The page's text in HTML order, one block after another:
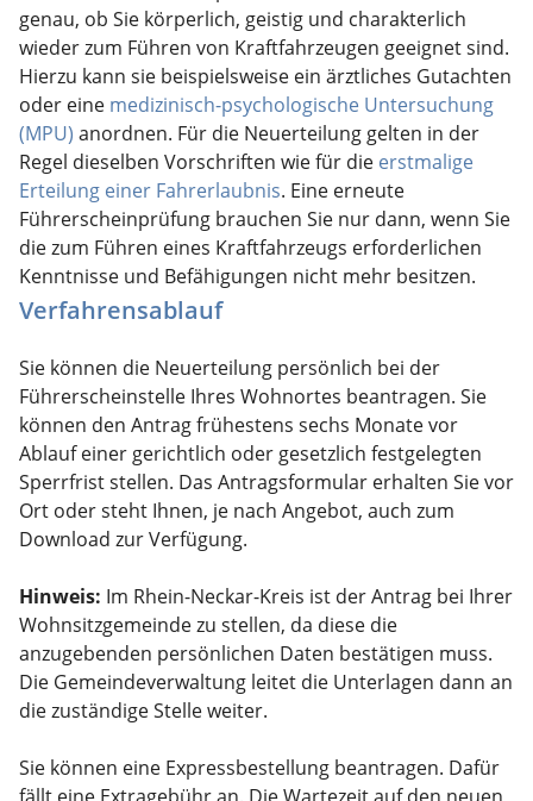
genau, ob Sie körperlich, geistig und charakterlich
wieder zum Führen von Kraftfahrzeugen geeignet sind.
Hierzu kann sie beispielsweise ein ärztliches Gutachten
oder eine medizinisch-psychologische Untersuchung
(MPU) anordnen. Für die Neuerteilung gelten in der
Regel dieselben Vorschriften wie für die erstmalige
Erteilung einer Fahrerlaubnis. Eine erneute
Führerscheinprüfung brauchen Sie nur dann, wenn Sie
die zum Führen eines Kraftfahrzeugs erforderlichen
Kenntnisse und Befähigungen nicht mehr besitzen.
Verfahrensablauf
Sie können die Neuerteilung persönlich bei der
Führerscheinstelle Ihres Wohnortes beantragen. Sie
können den Antrag frühestens sechs Monate vor
Ablauf einer gerichtlich oder gesetzlich festgelegten
Sperrfrist stellen. Das Antragsformular erhalten Sie vor
Ort oder steht Ihnen, je nach Angebot, auch zum
Download zur Verfügung.
Hinweis: Im Rhein-Neckar-Kreis ist der Antrag bei Ihrer
Wohnsitzgemeinde zu stellen, da diese die
anzugebenden persönlichen Daten bestätigen muss.
Die Gemeindeverwaltung leitet die Unterlagen dann an
die zuständige Stelle weiter.
Sie können eine Expressbestellung beantragen. Dafür